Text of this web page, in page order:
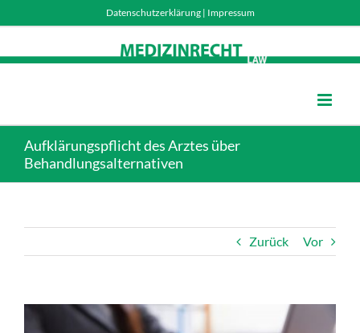
to
Datenschutzerklärung| Impressum
Aufklärungspflicht des Arztes über
Behandlungsalternativen
Zurück Vor